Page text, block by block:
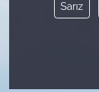
Sarız